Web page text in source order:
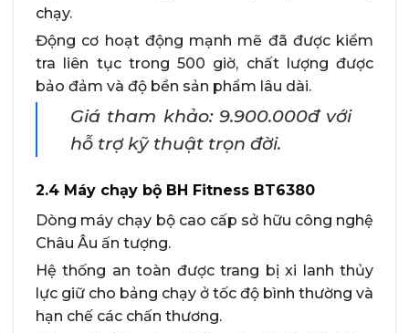
chạy.
Động cơ hoạt động mạnh mẽ đã được kiểm
tra liên tục trong 500 giờ, chất lượng được
bảo đảm và độ bền sản phẩm lâu dài.
Giá tham khảo: 9.900.000đ với
hỗ trợ kỹ thuật trọn đời.
2.4 Máy chạy bộ BH Fitness BT6380
Dòng máy chạy bộ cao cấp sở hữu công nghệ
Châu Âu ấn tượng.
Hệ thống an toàn được trang bị xi lanh thủy
lực giữ cho bảng chạy ở tốc độ bình thường và
hạn chế các chấn thương.